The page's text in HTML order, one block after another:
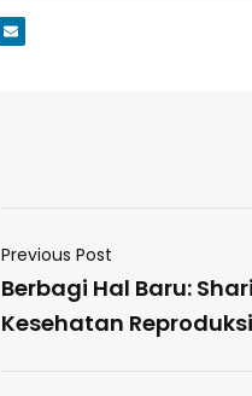
Previous Post
Berbagi Hal Baru:
Kesehatan